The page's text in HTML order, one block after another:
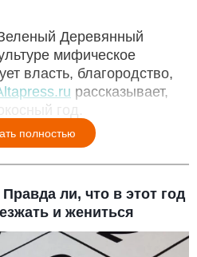
Деревянный
мифическое
власть, благородство,
рассказывает,
год.
полностью
ли, что в этот год
и жениться